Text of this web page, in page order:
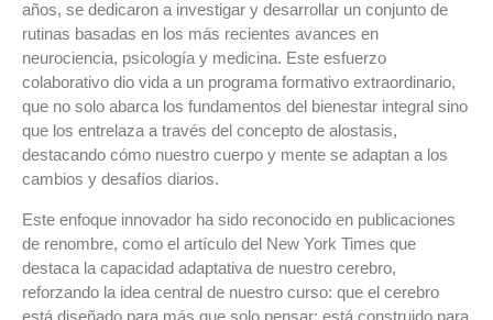
años, se dedicaron a investigar y desarrollar un conjunto de
rutinas basadas en los más recientes avances en
neurociencia, psicología y medicina. Este esfuerzo
colaborativo dio vida a un programa formativo extraordinario,
que no solo abarca los fundamentos del bienestar integral sino
que los entrelaza a través del concepto de alostasis,
destacando cómo nuestro cuerpo y mente se adaptan a los
cambios y desafíos diarios.
Este enfoque innovador ha sido reconocido en publicaciones
de renombre, como el artículo del New York Times que
destaca la capacidad adaptativa de nuestro cerebro,
reforzando la idea central de nuestro curso: que el cerebro
está diseñado para más que solo pensar; está construido para